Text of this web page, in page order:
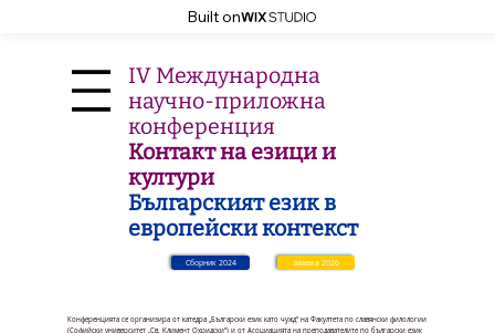
Built on
IV Международна
научно-приложна
конференция
Контакт на езици и
култури
Българският език в
европейски контекст
Сборник 2024 Заявка 2026
Конференцията се организира от катедра „Български език като чужд“на Факултета по славянски филологии
(Софийски университет „Св. Климент Охридски“) и от Асоциацията на преподавателите по български език